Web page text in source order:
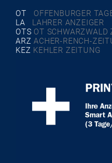
OT OFFENBURGER
LA LAHRER ANZEIGER
OTS OT SCHWARZWALD
ARZACHER-RENCH-
KEZ KEHLER ZEITUNG